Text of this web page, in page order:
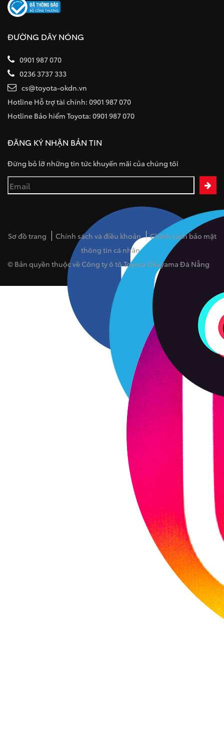
ĐƯỜNG DÂY NÓNG
0901 987 070
0236 3737 333
cs@toyota-okdn.vn
Hotline Hỗ trợ tài chính: 0901 987 070
Hotline Bảo hiểm Toyota: 0901 987 070
ĐĂNG KÝ NHẬN BẢN TIN
Đừng bỏ lỡ những tin tức khuyến mãi của chúng tôi
Sơ đồ trang Chính sách và điều khoản
Chính sách bảo mật
thông tin cá nhân
© Bản quyền thuộc về Công ty ô tô Toyota Okayama Đà Nẵng